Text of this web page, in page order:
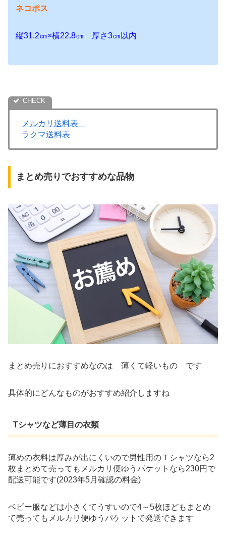
ネコポス
縦31.2㎝×横22.8㎝ 厚さ3㎝以内
メルカリ送料表
ラクマ送料表
まとめ売りでおすすめな品物
まとめ売りにおすすめなのは 薄くて軽いもの です
具体的にどんなものがおすすめ紹介しますね
Tシャツなど薄目の衣類
薄めの衣料は厚みが出にくいので男性用のＴシャツなら2
枚まとめて売ってもメルカリ便ゆうパケットなら230円で
配送可能です(2023年5月確認の料金)
ベビー服などは小さくてうすいので4～5枚ほどもまとめ
て売ってもメルカリ便ゆうパケットで発送できます